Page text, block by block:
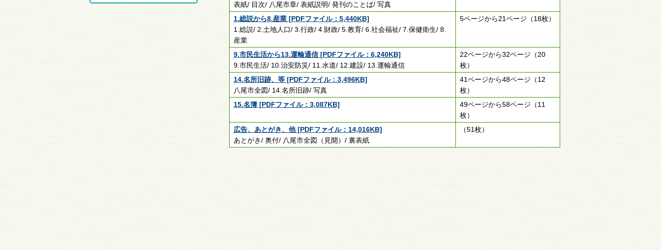
表紙/ 目次/ 八尾市章/ 表紙説明/ 発刊のことば/ 写真
1.総説から8.産業 [PDFファイル：5,440KB]
1.総説/ 2.土地人口/ 3.行政/ 4.財政/ 5.教育/ 6.社会福祉/ 7.保健衛生/ 8.
産業
5ページから21ページ（18枚）
9.市民生活から13.運輸通信 [PDFファイル：6,240KB]
9.市民生活/ 10.治安防災/ 11.水道/ 12.建設/ 13.運輸通信
22ページから32ページ（20
枚）
14.名所旧跡、等 [PDFファイル：3,496KB]
八尾市全図/ 14.名所旧跡/ 写真
41ページから48ページ（12
枚）
15.名簿 [PDFファイル：3,087KB]
49ページから58ページ（11
枚）
広告、あとがき、他 [PDFファイル：14,016KB]
あとがき/ 奥付/ 八尾市全図（見開）/ 裏表紙
（51枚）